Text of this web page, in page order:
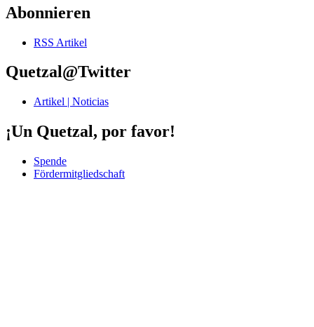
Abonnieren
RSS Artikel
Quetzal@Twitter
Artikel | Noticias
¡Un Quetzal, por favor!
Spende
Fördermitgliedschaft